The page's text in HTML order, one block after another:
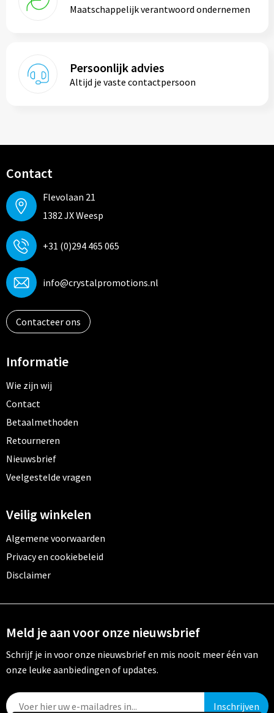
Maatschappelijk verantwoord ondernemen
Persoonlijk advies
Altijd je vaste contactpersoon
Contact
Flevolaan 21
1382 JX Weesp
+31 (0)294 465 065
info@crystalpromotions.nl
Contacteer ons
Informatie
Wie zijn wij
Contact
Betaalmethoden
Retourneren
Nieuwsbrief
Veelgestelde vragen
Veilig winkelen
Algemene voorwaarden
Privacy en cookiebeleid
Disclaimer
Meld je aan voor onze nieuwsbrief
Schrijf je in voor onze nieuwsbrief en mis nooit meer één van
onze leuke aanbiedingen of updates.